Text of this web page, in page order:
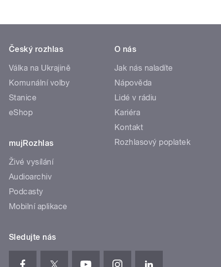
Český rozhlas
Válka na Ukrajině
Komunální volby
Stanice
eShop
mujRozhlas
Živé vysílání
Audioarchiv
Podcasty
Mobilní aplikace
O nás
Jak nás naladíte
Nápověda
Lidé v rádiu
Kariéra
Kontakt
Rozhlasový poplatek
Sledujte nás